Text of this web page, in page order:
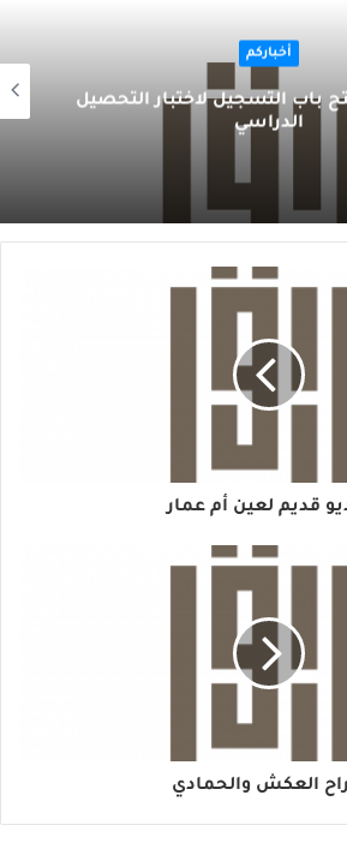
أخباركم
باب التسجيل لاختبار التحصيل
الدراسي
قديم لعين أم عمار
العكش والحمادي